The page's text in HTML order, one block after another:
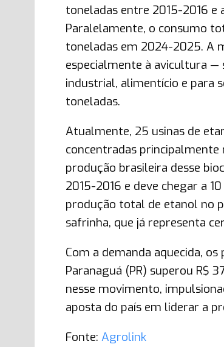
toneladas entre 2015-2016 e
Paralelamente, o consumo
toneladas em 2024-2025. A
especialmente à avicultura —
industrial, alimentício e para
toneladas.
Atualmente, 25 usinas de
concentradas principalmente
produção brasileira desse
2015-2016 e deve chegar a
produção total de etanol no
safrinha, que já representa
Com a demanda aquecida,
Paranaguá (PR) superou R$
nesse movimento,
aposta do país em liderar a
Fonte: Agrolink